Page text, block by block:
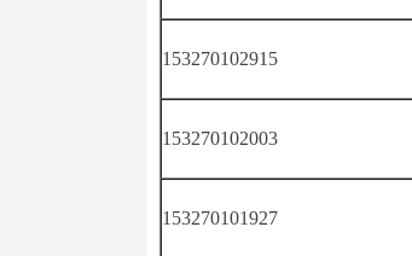
153270102915
153270102003
153270101927